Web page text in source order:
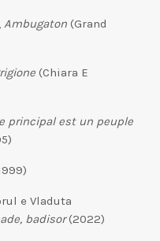
Ambugaton (Grand
(Chiara E
principal est un peuple
e Vladuta
badisor(2022)